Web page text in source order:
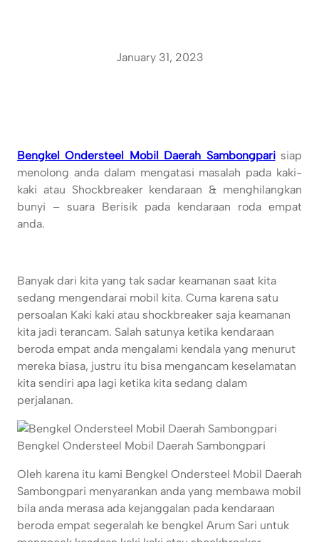
January 31, 2023
Bengkel Ondersteel Mobil Daerah Sambongparisiap
menolong anda dalam mengatasi masalah pada kaki-
kaki atau Shockbreaker kendaraan & menghilangkan
bunyi – suara Berisik pada kendaraan roda empat
anda.
Banyak dari kita yang tak sadar keamanan saat kita
sedang mengendarai mobil kita. Cuma karena satu
persoalan Kaki kaki atau shockbreaker saja keamanan
kita jadi terancam. Salah satunya ketika kendaraan
beroda empat anda mengalami kendala yang menurut
mereka biasa, justru itu bisa mengancam keselamatan
kita sendiri apa lagi ketika kita sedang dalam
perjalanan.
Bengkel Ondersteel Mobil Daerah Sambongpari
Oleh karena itu kami Bengkel Ondersteel Mobil Daerah
Sambongpari menyarankan anda yang membawa mobil
bila anda merasa ada kejanggalan pada kendaraan
beroda empat segeralah ke bengkel Arum Sari untuk